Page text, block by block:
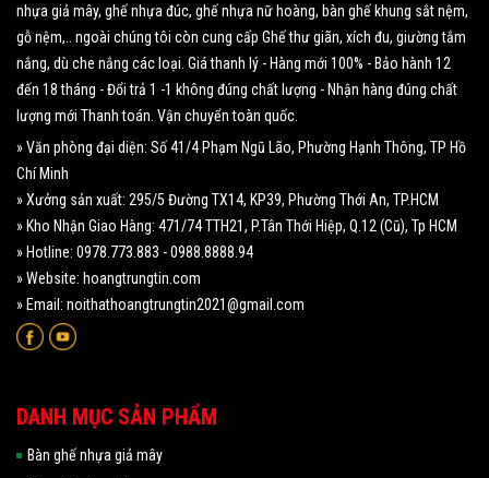
nhựa giả mây, ghế nhựa đúc, ghế nhựa nữ hoàng, bàn ghế khung sắt nệm,
gỗ nệm,.. ngoài chúng tôi còn cung cấp Ghế thư giãn, xích đu, giường tắm
nắng, dù che nắng các loại. Giá thanh lý - Hàng mới 100% - Bảo hành 12
đến 18 tháng - Đổi trả 1 -1 không đúng chất lượng - Nhận hàng đúng chất
lượng mới Thanh toán. Vận chuyển toàn quốc.
» Văn phòng đại diện: Số 41/4 Phạm Ngũ Lão, Phường Hạnh Thông, TP Hồ
Chí Minh
» Xưởng sản xuất: 295/5 Đường TX14, KP39, Phường Thới An, TP.HCM
» Kho Nhận Giao Hàng: 471/74 TTH21, P.Tân Thới Hiệp, Q.12 (Cũ), Tp HCM
» Hotline: 0978.773.883 - 0988.8888.94
» Website: hoangtrungtin.com
» Email: noithathoangtrungtin2021@gmail.com
DANH MỤC SẢN PHẨM
Bàn ghế nhựa giả mây